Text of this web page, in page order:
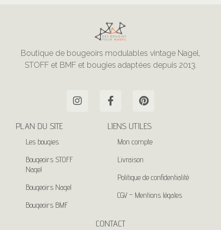
Boutique de bougeoirs modulables vintage Nagel,
STOFF et BMF et bougies adaptées depuis 2013.
PLAN DU SITE
Les bougies
Bougeoirs STOFF
Nagel
Bougeoirs Nagel
Bougeoirs BMF
LIENS UTILES
Mon compte
Livraison
Politique de confidentialité
CGV – Mentions légales
CONTACT